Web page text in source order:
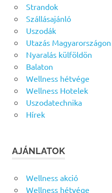
Strandok
Szállásajánló
Uszodák
Utazás Magyarországon
Nyaralás külföldön
Balaton
Wellness hétvége
Wellness Hotelek
Uszodatechnika
Hírek
AJÁNLATOK
Wellness akció
Wellness hétvége